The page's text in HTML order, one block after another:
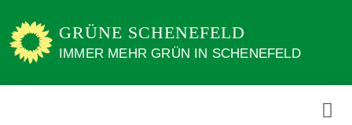
zum
Inhalt
GRÜNE SCHENEFELD
IMMER MEHR GRÜN IN SCHENEFELD